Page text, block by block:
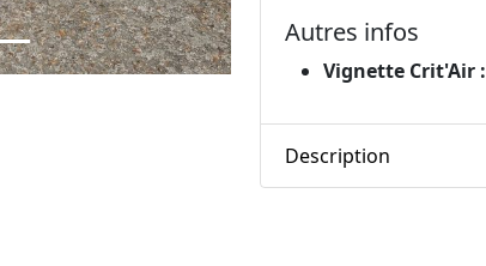
Autres infos
Vignette Crit'Air :
Description